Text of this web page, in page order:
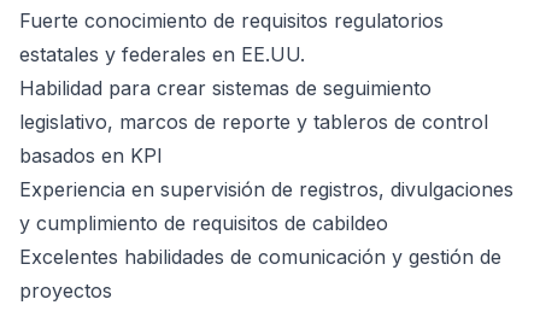
Fuerte conocimiento de requisitos regulatorios
estatales y federales en EE.UU.
Habilidad para crear sistemas de seguimiento
legislativo, marcos de reporte y tableros de control
basados en KPI
Experiencia en supervisión de registros, divulgaciones
y cumplimiento de requisitos de cabildeo
Excelentes habilidades de comunicación y gestión de
proyectos